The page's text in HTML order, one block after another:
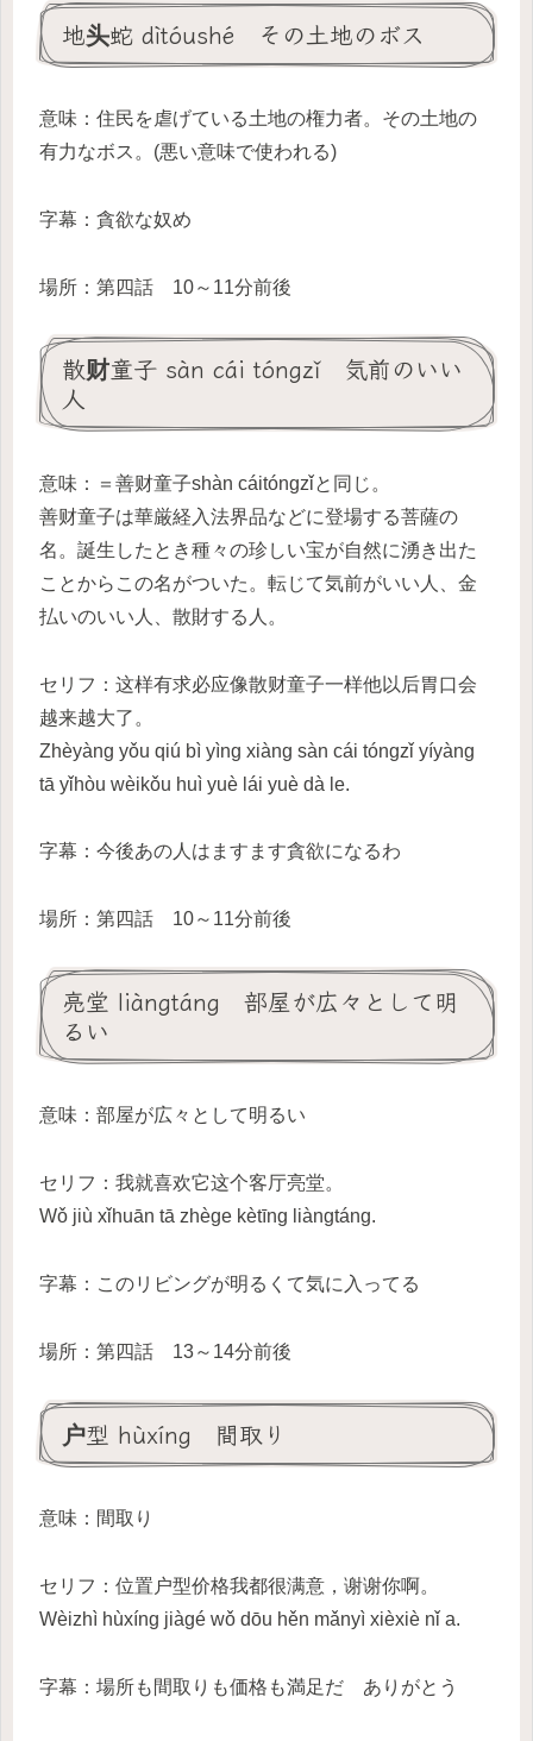
地头蛇 dìtóushé その土地のボス
意味：住民を虐げている土地の権力者。その土地の
有力なボス。(悪い意味で使われる)
字幕：貪欲な奴め
場所：第四話 10～11分前後
散财童子 sàn cái tóngzǐ 気前のいい
人
意味：＝善财童子shàn cáitóngzǐと同じ。
善财童子は華厳経入法界品などに登場する菩薩の
名。誕生したとき種々の珍しい宝が自然に湧き出た
ことからこの名がついた。転じて気前がいい人、金
払いのいい人、散財する人。
セリフ：这样有求必应像散财童子一样他以后胃口会
越来越大了。
Zhèyàng yǒu qiú bì yìng xiàng sàn cái tóngzǐ yíyàng
tā yǐhòu wèikǒu huì yuè lái yuè dà le.
字幕：今後あの人はますます貪欲になるわ
場所：第四話 10～11分前後
亮堂 liàngtáng 部屋が広々として明
るい
意味：部屋が広々として明るい
セリフ：我就喜欢它这个客厅亮堂。
Wǒ jiù xǐhuān tā zhège kètīng liàngtáng.
字幕：このリビングが明るくて気に入ってる
場所：第四話 13～14分前後
户型 hùxíng 間取り
意味：間取り
セリフ：位置户型价格我都很满意，谢谢你啊。
Wèizhì hùxíng jiàgé wǒ dōu hěn mǎnyì xièxiè nǐ a.
字幕：場所も間取りも価格も満足だ ありがとう